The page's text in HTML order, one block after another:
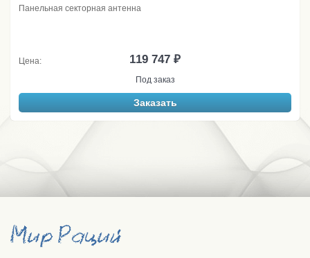
Панельная секторная антенна
Цена: 119 747 ₽
Под заказ
Заказать